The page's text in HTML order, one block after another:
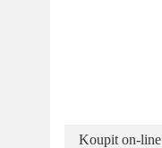
Koupit on-line